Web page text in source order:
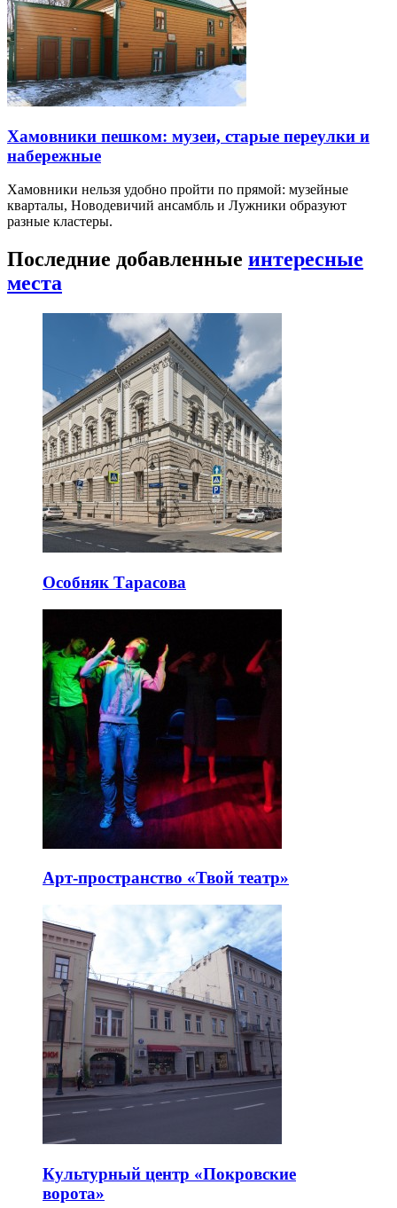
Хамовники пешком: музеи, старые переулки и
набережные
Хамовники нельзя удобно пройти по прямой: музейные
кварталы, Новодевичий ансамбль и Лужники образуют
разные кластеры.
Последние добавленные интересные
места
Особняк Тарасова
Арт-пространство «Твой театр»
Культурный центр «Покровские
ворота»